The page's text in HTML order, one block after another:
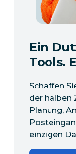
Ein
Tools.
Schaffen
der halben
Planung,
einzigen